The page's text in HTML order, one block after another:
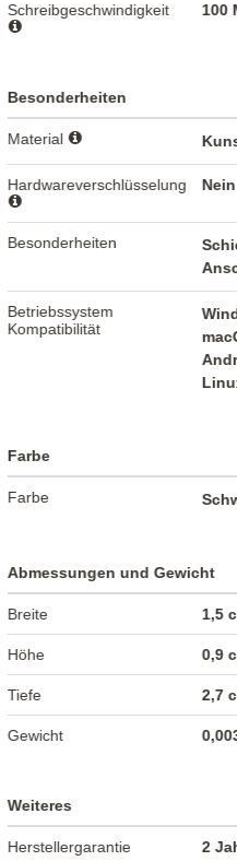
Schreibgeschwindigkeit 100
Besonderheiten
Material
Hardwareverschlüsselung Nein
Besonderheiten
Betriebssystem
Kompatibilität
Farbe
Farbe
Abmessungen und Gewicht
Breite 1,5
Höhe 0,9
Tiefe 2,7
Gewicht
Weiteres
Herstellergarantie 2